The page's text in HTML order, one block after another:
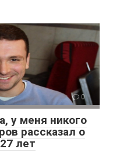
0
у меня никого
рассказал о
лет